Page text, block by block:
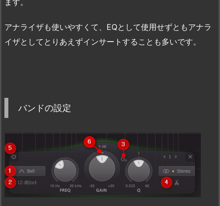
アナライザも使いやすくて、EQとして使用せずともアナラ
イザとしてとりあえずインサートすることも多いです。
バンドの設定